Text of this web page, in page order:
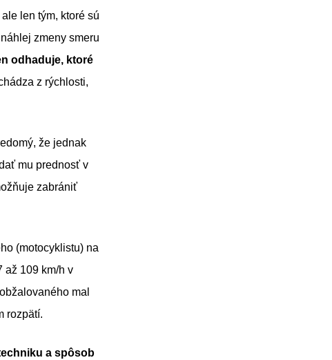
len tým, ktoré sú
zmeny smeru
odhaduje, ktoré
z rýchlosti,
že jednak
mu prednosť v
zabrániť
(motocyklistu) na
až 109 km/h v
mal
rozpätí.
a spôsob